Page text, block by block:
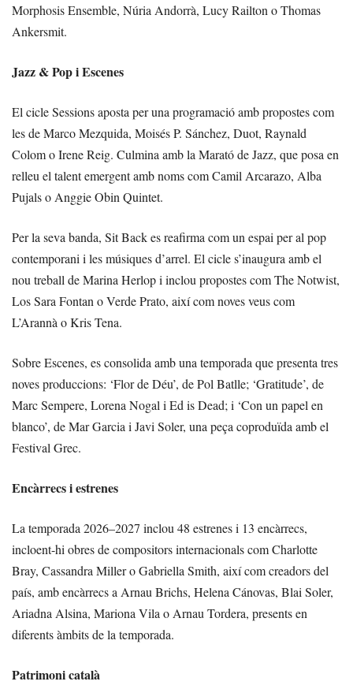
Morphosis Ensemble, Núria Andorrà, Lucy Railton o Thomas
Ankersmit.
Jazz & Pop i Escenes
El cicle Sessions aposta per una programació amb propostes com
les de Marco Mezquida, Moisés P. Sánchez, Duot, Raynald
Colom o Irene Reig. Culmina amb la Marató de Jazz, que posa en
relleu el talent emergent amb noms com Camil Arcarazo, Alba
Pujals o Anggie Obin Quintet.
Per la seva banda, Sit Back es reafirma com un espai per al pop
contemporani i les músiques d’arrel. El cicle s’inaugura amb el
nou treball de Marina Herlop i inclou propostes com The Notwist,
Los Sara Fontan o Verde Prato, així com noves veus com
L’Arannà o Kris Tena.
Sobre Escenes, es consolida amb una temporada que presenta tres
noves produccions: ‘Flor de Déu’, de Pol Batlle; ‘Gratitude’, de
Marc Sempere, Lorena Nogal i Ed is Dead; i ‘Con un papel en
blanco’, de Mar Garcia i Javi Soler, una peça coproduïda amb el
Festival Grec.
Encàrrecs i estrenes
La temporada 2026–2027 inclou 48 estrenes i 13 encàrrecs,
incloent-hi obres de compositors internacionals com Charlotte
Bray, Cassandra Miller o Gabriella Smith, així com creadors del
país, amb encàrrecs a Arnau Brichs, Helena Cánovas, Blai Soler,
Ariadna Alsina, Mariona Vila o Arnau Tordera, presents en
diferents àmbits de la temporada.
Patrimoni català